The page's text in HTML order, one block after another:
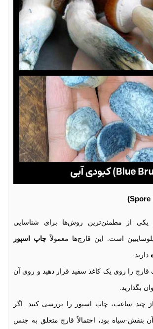
یکی از مطمئن‌ترین روش‌ها برای شناسایی
است. این قارچ‌ها معمولاً چاپ اسپور
دارند.
قارچ را روی یک کاغذ سفید قرار دهید و روی آن
بگذارید.
چند ساعت، چاپ اسپور را بررسی کنید. اگر
بنفش-سیاه بود، احتمالاً قارچ متعلق به جنس